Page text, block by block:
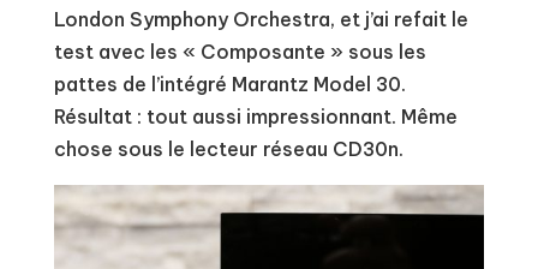
London Symphony Orchestra, et j’ai refait le
test avec les « Composante » sous les
pattes de l’intégré Marantz Model 30.
Résultat : tout aussi impressionnant. Même
chose sous le lecteur réseau CD30n.